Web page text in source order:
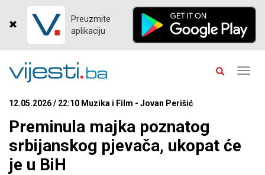
Preuzmite
aplikaciju
12.05.2026 / 22:10 Muzika i Film - Jovan Perišić
Preminula majka poznatog
srbijanskog pjevača, ukopat će
je u BiH